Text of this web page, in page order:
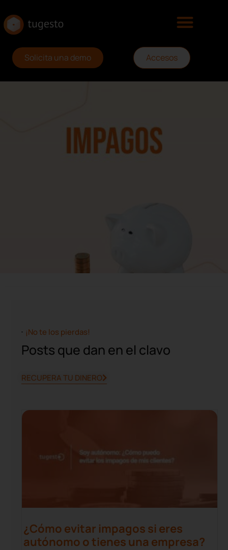
Solicita una demo Accesos
¡No te los pierdas!
Posts que dan en el clavo
RECUPERA TU DINERO
¿Cómo evitar impagos si eres
autónomo o tienes una empresa?